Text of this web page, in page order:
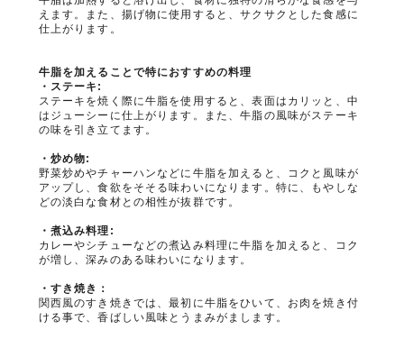
えます。
また、揚げ物に使用すると、サクサクとした食感に
仕上がります。
牛脂を加えることで特におすすめの料理
・ステーキ:
ステーキを焼く際に牛脂を使用すると、表面はカリッと、中
はジューシーに仕上がります。
また、牛脂の風味がステーキ
の味を引き立てます。
・炒め物:
野菜炒めやチャーハンなどに牛脂を加えると、コクと風味が
アップし、食欲をそそる味わいになります。 特に、もやしな
どの淡白な食材との相性が抜群です。
・煮込み料理:
カレーやシチューなどの煮込み料理に牛脂を加えると、コク
が増し、深みのある味わいになります。
・すき焼き：
関西風のすき焼きでは、最初に牛脂をひいて、お肉を焼き付
ける事で、香ばしい風味とうまみがまします。